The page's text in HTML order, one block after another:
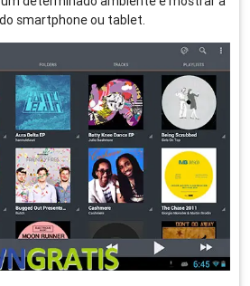
smartphone ou tablet.